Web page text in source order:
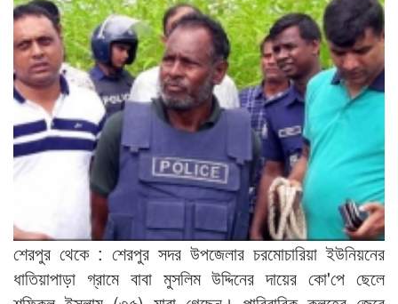
শেরপুর থেকে : শেরপুর সদর উপজেলার চরমোচারিয়া ইউনিয়নের
ধাতিয়াপাড়া গ্রামে বাবা মুসলিম উদ্দিনের দায়ের কো'পে ছেলে